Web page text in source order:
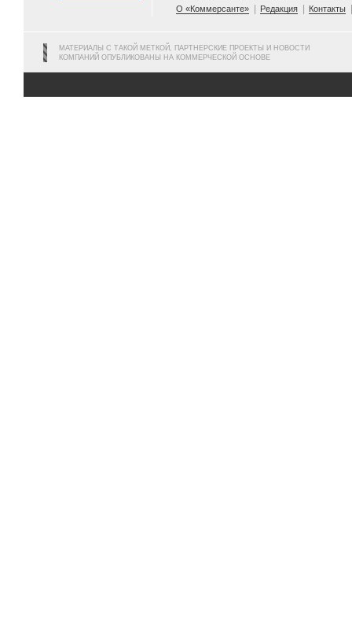
О «Коммерсанте»
Редакция Контакты
МАТЕРИАЛЫ С ТАКОЙ МЕТКОЙ, ПАРТНЕРСКИЕ ПРОЕКТЫ И НОВОСТИ
КОМПАНИЙ ОПУБЛИКОВАНЫ НА КОММЕРЧЕСКОЙ ОСНОВЕ